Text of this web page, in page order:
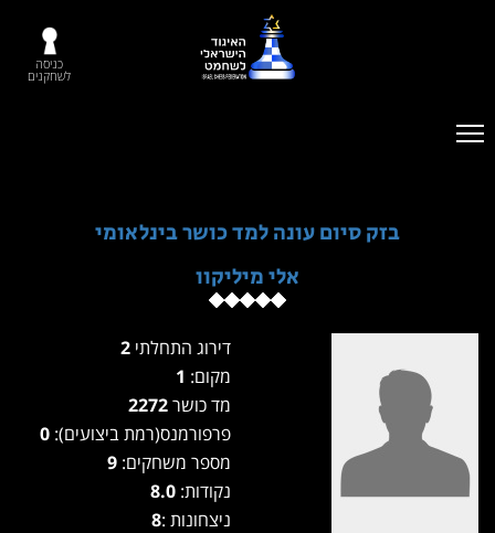
כניסה
לשחקנים
בזק סיום עונה למד כושר בינלאומי
אלי מיליקוו
דירוג התחלתי
מקום:
מד כושר
פרפורמנס(רמת ביצועים):
מספר משחקים:
נקודות: 8.0
ניצחונות :8